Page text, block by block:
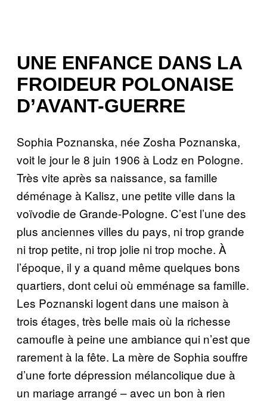
UNE ENFANCE DANS LA
FROIDEUR POLONAISE
D’AVANT-GUERRE
Sophia Poznanska, née Zosha Poznanska,
voit le jour le 8 juin 1906 à Lodz en Pologne.
Très vite après sa naissance, sa famille
déménage à Kalisz, une petite ville dans la
voïvodie de Grande-Pologne. C’est l’une des
plus anciennes villes du pays, ni trop grande
ni trop petite, ni trop jolie ni trop moche. À
l’époque, il y a quand même quelques bons
quartiers, dont celui où emménage sa famille.
Les Poznanski logent dans une maison à
trois étages, très belle mais où la richesse
camoufle à peine une ambiance qui n’est que
rarement à la fête. La mère de Sophia souffre
d’une forte dépression mélancolique due à
un mariage arrangé – avec un bon à rien